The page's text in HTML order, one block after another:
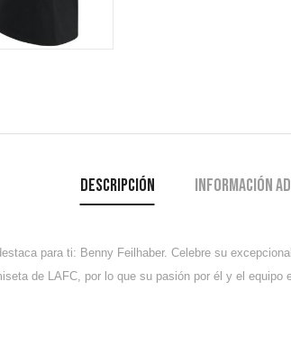
Descripción Información
para ti: Benny Feilhaber. Celebre su
de LAFC, por lo que su pasión por él y el equipo